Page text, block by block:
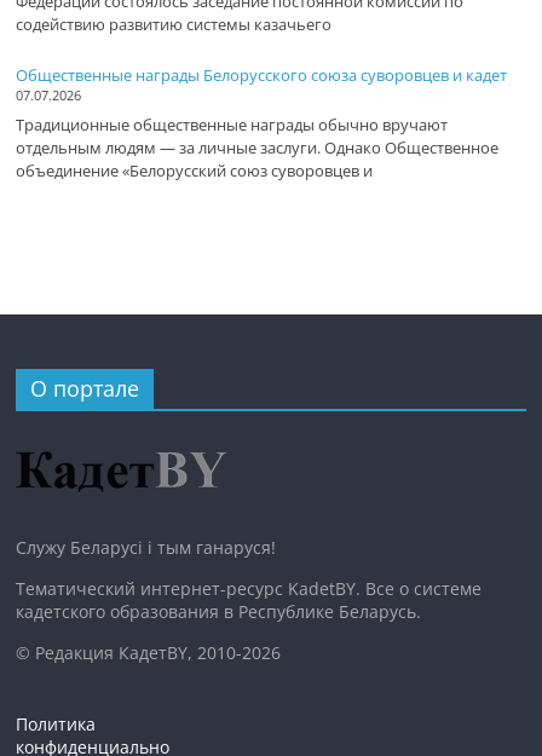
содействию развитию системы казачьего
Общественные награды Белорусского союза суворовцев и кадет
07.07.2026
Традиционные общественные награды обычно вручают
отдельным людям — за личные заслуги. Однако Общественное
объединение «Белорусский союз суворовцев и
О портале
Служу Беларусі і тым ганаруся!
Тематический интернет-ресурс KadetBY. Все о системе
кадетского образования в Республике Беларусь.
© Редакция КадетBY, 2010-2026
Политика
конфиденциально